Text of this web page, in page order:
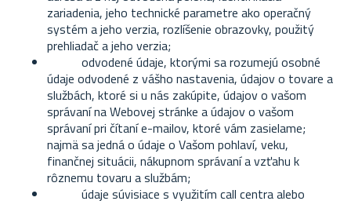
zariadenia, jeho technické parametre ako operačný
systém a jeho verzia, rozlíšenie obrazovky, použitý
prehliadač a jeho verzia;
odvodené údaje, ktorými sa rozumejú osobné
údaje odvodené z vášho nastavenia, údajov o tovare a
službách, ktoré si u nás zakúpite, údajov o vašom
správaní na Webovej stránke a údajov o vašom
správaní pri čítaní e-mailov, ktoré vám zasielame;
najmä sa jedná o údaje o Vašom pohlaví, veku,
finančnej situácii, nákupnom správaní a vzťahu k
rôznemu tovaru a službám;
údaje súvisiace s využitím call centra alebo